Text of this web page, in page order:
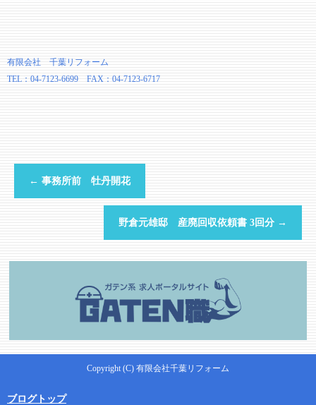
有限会社 千葉リフォーム
TEL：04-7123-6699 FAX：04-7123-6717
← 事務所前 牡丹開花
野倉元雄邸 産廃回収依頼書 3回分 →
Copyright (C) 有限会社千葉リフォーム
ブログトップ